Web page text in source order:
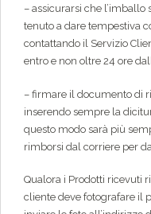
– assicurarsi che l’imballo
tenuto a dare tempestiva
contattando il Servizio
entro e non oltre 24 ore
– firmare il documento di
inserendo sempre la
questo modo sarà più
rimborsi dal corriere per
Qualora i Prodotti ricevuti
cliente deve fotografare il